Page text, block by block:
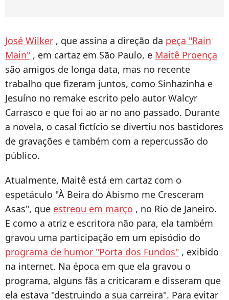
José Wilker , que assina a direção da peça "Rain
Main" , em cartaz em São Paulo, e Maitê Proença
são amigos de longa data, mas no recente
trabalho que fizeram juntos, como Sinhazinha e
Jesuíno no remake escrito pelo autor Walcyr
Carrasco e que foi ao ar no ano passado. Durante
a novela, o casal fictício se divertiu nos bastidores
de gravações e também com a repercussão do
público.
Atualmente, Maitê está em cartaz com o
espetáculo "À Beira do Abismo me Cresceram
Asas", que estreou em março , no Rio de Janeiro.
E como a atriz e escritora não para, ela também
gravou uma participação em um episódio do
programa de humor "Porta dos Fundos" , exibido
na internet. Na época em que ela gravou o
programa, alguns fãs a criticaram e disseram que
ela estava "destruindo a sua carreira". Para evitar